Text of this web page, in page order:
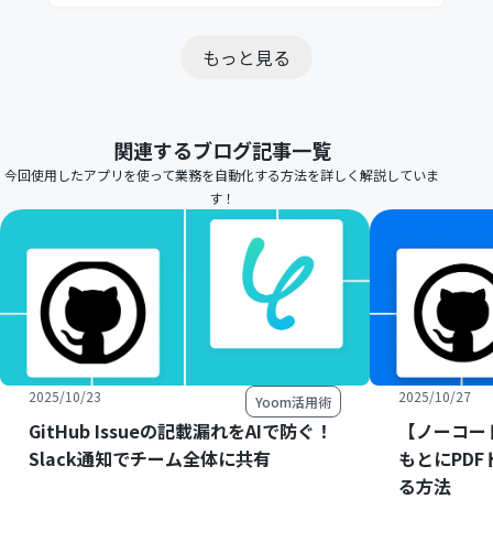
もっと見る
関連するブログ記事一覧
今回使用したアプリを使って業務を自動化する方法を詳しく解説していま
す！
2025/10/23 Yoom活用術
GitHub Issueの記載漏れをAIで防ぐ！
Slack通知でチーム全体に共有
2025/10/27
【ノーコ
もとにPDF
る方法